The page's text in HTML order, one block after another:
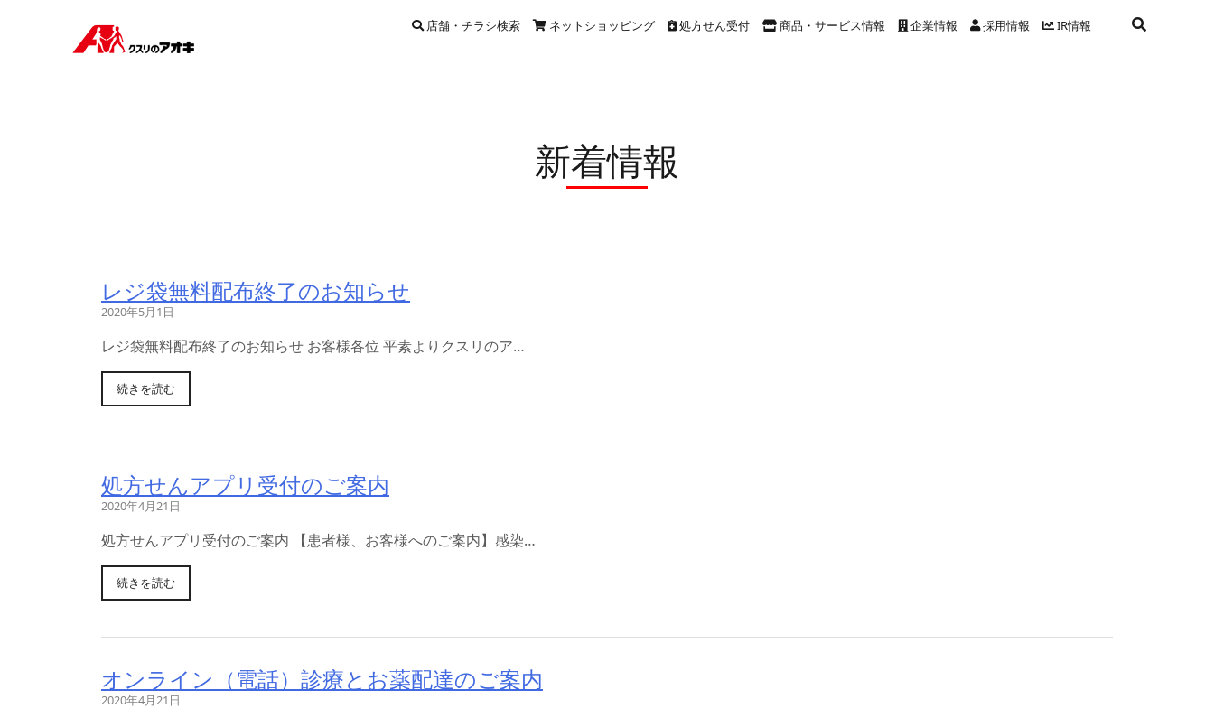
店舗・チラシ検索 ネットショッピング 処方せん受付 商品・サービス情報 企業情報 採用情報 IR情報
新着情報
レジ袋無料配布終了のお知らせ
2020年5月1日
レジ袋無料配布終了のお知らせ お客様各位 平素よりクスリのア…
続きを読む
処方せんアプリ受付のご案内
2020年4月21日
処方せんアプリ受付のご案内 【患者様、お客様へのご案内】感染…
続きを読む
オンライン（電話）診療とお薬配達のご案内
2020年4月21日